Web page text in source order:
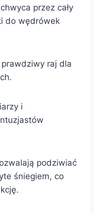
przez cały
do wędrówek
raj dla
i
podziwiać
śniegiem, co